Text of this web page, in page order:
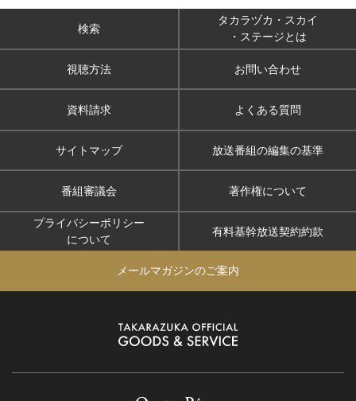
検索
タカラヅカ・スカイ
・ステージとは
視聴方法 お問い合わせ
資料請求 よくある質問
サイトマップ 放送番組の編集の基準
番組審議会 著作権について
プライバシーポリシー
について
有料基幹放送契約約款
メールマガジンのご案内